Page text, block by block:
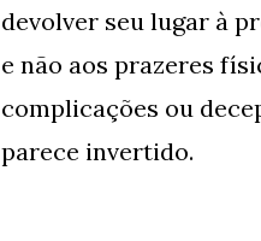
devolver seu lugar à
e não aos prazeres
complicações ou
parece invertido.